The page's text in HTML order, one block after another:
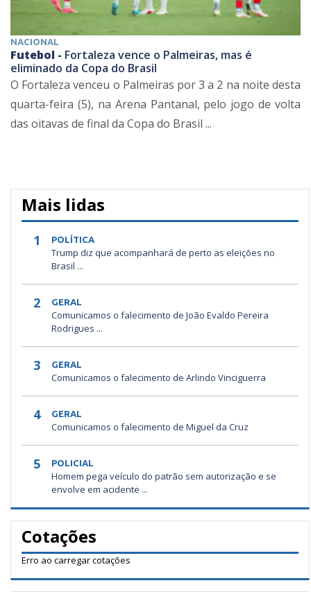
NACIONAL
Futebol - Fortaleza vence o Palmeiras, mas é
eliminado da Copa do Brasil
O Fortaleza venceu o Palmeiras por 3 a 2 na noite desta
quarta-feira (5), na Arena Pantanal, pelo jogo de volta
das oitavas de final da Copa do Brasil ...
Mais lidas
1 POLÍTICA
Trump diz que acompanhará de perto as eleições no
Brasil ...
2 GERAL
Comunicamos o falecimento de João Evaldo Pereira
Rodrigues ...
3 GERAL
Comunicamos o falecimento de Arlindo Vinciguerra
4 GERAL
Comunicamos o falecimento de Miguel da Cruz
5 POLICIAL
Homem pega veículo do patrão sem autorização e se
envolve em acidente ...
Cotações
Erro ao carregar cotações